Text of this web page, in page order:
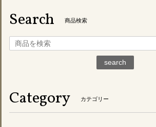
Search 商品検索
search
Category カテゴリー